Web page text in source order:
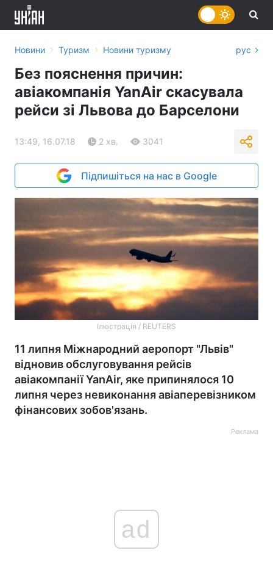
Новини › Туризм › Новини туризму рус
Без пояснення причин:
авіакомпанія YanAir скасувала
рейси зі Львова до Барселони
13:49, 16.07.18 2 хв. 3041
Підпишіться на нас в Google
Ілюстрація / REUTERS
11 липня Міжнародний аеропорт "Львів"
відновив обслуговування рейсів
авіакомпанії YanAir, яке припинялося 10
липня через невиконання авіаперевізником
фінансових зобов'язань.
Реклама
ad